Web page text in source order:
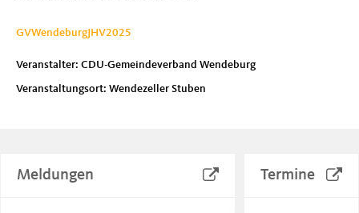
GVWendeburgJHV2025
Veranstalter: CDU-Gemeindeverband Wendeburg
Veranstaltungsort: Wendezeller Stuben
Meldungen Termine